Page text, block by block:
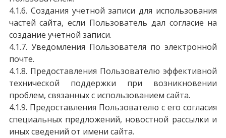
4.1.6. Создания учетной записи для использования
частей сайта, если Пользователь дал согласие на
создание учетной записи.
4.1.7. Уведомления Пользователя по электронной
почте.
4.1.8. Предоставления Пользователю эффективной
технической поддержки при возникновении
проблем, связанных с использованием сайта.
4.1.9. Предоставления Пользователю с его согласия
специальных предложений, новостной рассылки и
иных сведений от имени сайта.